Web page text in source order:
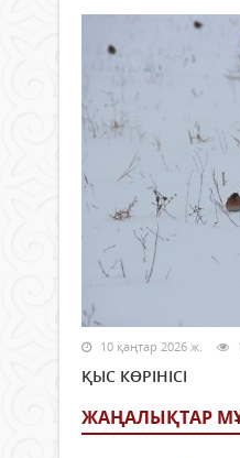
10 қаңтар 2026 ж.
ҚЫС КӨРІНІСІ
ЖАҢАЛЫҚТАР